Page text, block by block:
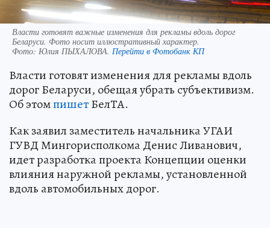
Власти готовят важные изменения для рекламы вдоль дорог
Беларуси. Фото носит иллюстративный характер.
Фото: Юлия ПЫХАЛОВА. Перейти в Фотобанк КП
Власти готовят изменения для рекламы вдоль
дорог Беларуси, обещая убрать субъективизм.
Об этомпишетБелТА.
Как заявил заместитель начальника УГАИ
ГУВД Мингорисполкома Денис Ливанович,
идет разработка проекта Концепции оценки
влияния наружной рекламы, установленной
вдоль автомобильных дорог.